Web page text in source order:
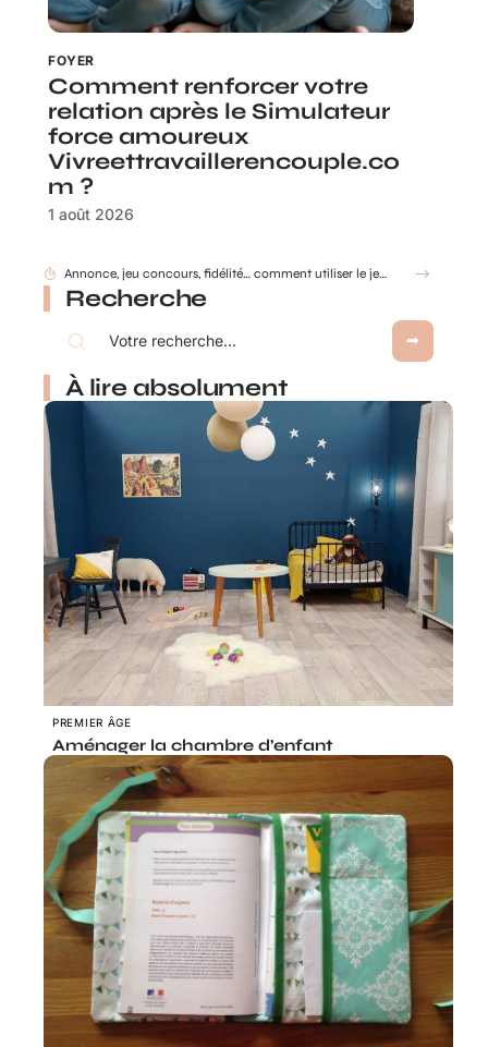
FOYER
Comment renforcer votre
relation après le Simulateur
force amoureux
Vivreettravaillerencouple.co
m ?
1 août 2026
Annonce, jeu concours, fidélité… comment utiliser le jeu à gratter personnalisé ?
Recherche
À lire absolument
PREMIER ÂGE
Aménager la chambre d’enfant